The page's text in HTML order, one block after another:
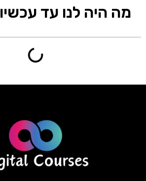
מה היה לנו עד עכשיו